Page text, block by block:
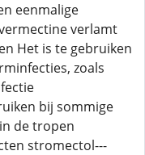
eenmalige
verlamt
Het is te gebruiken
zoals
bij sommige
de tropen
stromectol---